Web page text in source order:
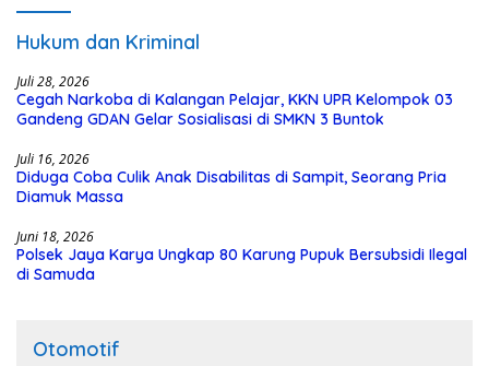
Hukum dan Kriminal
Juli 28, 2026
Cegah Narkoba di Kalangan Pelajar, KKN UPR Kelompok 03
Gandeng GDAN Gelar Sosialisasi di SMKN 3 Buntok
Juli 16, 2026
Diduga Coba Culik Anak Disabilitas di Sampit, Seorang Pria
Diamuk Massa
Juni 18, 2026
Polsek Jaya Karya Ungkap 80 Karung Pupuk Bersubsidi Ilegal
di Samuda
Otomotif